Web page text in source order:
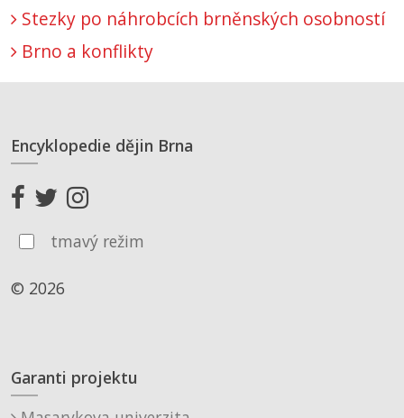
Stezky po náhrobcích brněnských osobností
Brno a konflikty
Encyklopedie dějin Brna
tmavý režim
© 2026
Garanti projektu